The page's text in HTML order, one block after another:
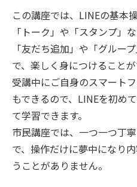
この講座では、LINEの基本
「トーク」や「スタンプ」
「友だち追加」や「グルー
で、楽しく身につけることが
受講中にご自身のスマート
もできるので、LINEを初め
て学習できます。
市民講座では、一つ一つ丁
で、操作だけに夢中になり
うことがありません。